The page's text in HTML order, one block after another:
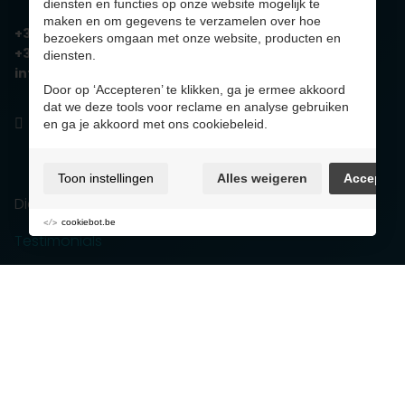
+32 89 629 324
+32 485 55 55 62
info@cleanminds.be
Diensten
Testimonials
diensten en functies op onze website mogelijk te
maken en om gegevens te verzamelen over hoe
bezoekers omgaan met onze website, producten en
diensten.
Door op ‘Accepteren’ te klikken, ga je ermee akkoord
dat we deze tools voor reclame en analyse gebruiken
en ga je akkoord met ons cookiebeleid.
Toon instellingen Alles weigeren
cookiebot.be